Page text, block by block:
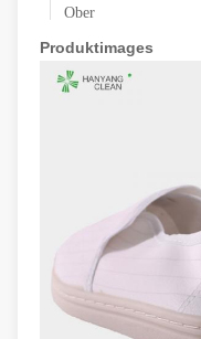
Ober
Futter
Oberflächenwiderstand
Farbe
Produktimages